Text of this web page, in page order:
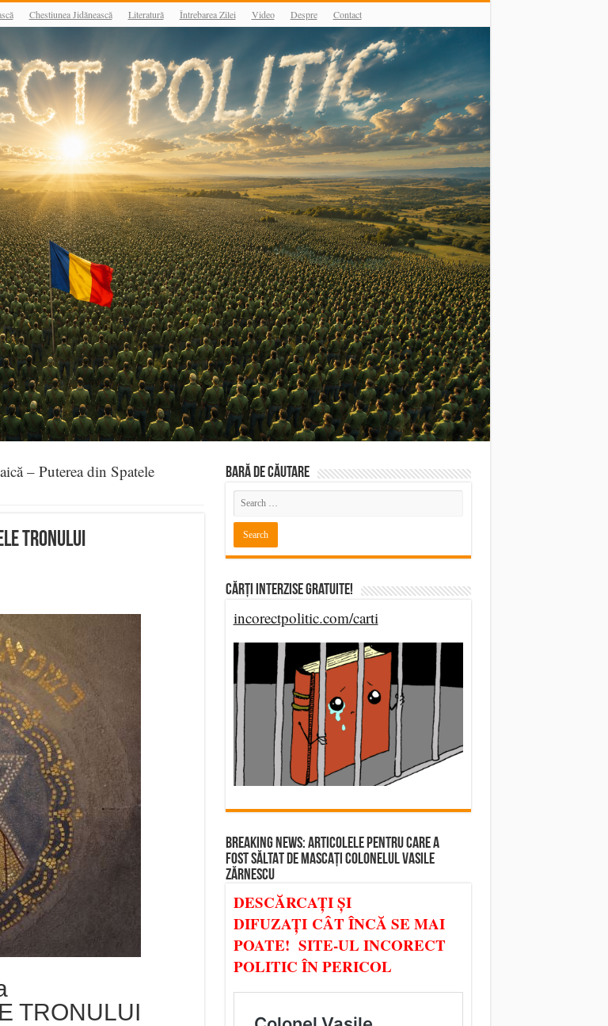
Chestiunea Jidănească Literatură Întrebarea Zilei Video Despre Contact
– Puterea din Spatele
Tronului
TRONULUI
BARĂ DE CĂUTARE
Cărți Interzise Gratuite!
incorectpolitic.com/carti
BREAKING NEWS: ARTICOLELE PENTRU CARE A
FOST SĂLTAT DE MASCAȚI COLONELUL VASILE
ZĂRNESCU
DESCĂRCAȚI ȘI
DIFUZAȚI CÂT ÎNCĂ SE MAI
POATE! SITE-UL INCORECT
POLITIC ÎN PERICOL